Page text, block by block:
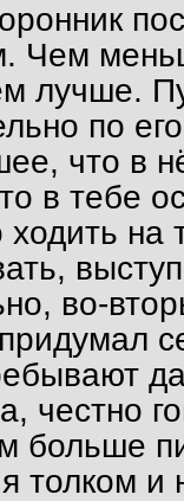
Чем
лучше.
по
что в
в тебе
ходить на
во-
честно
больше
я толком